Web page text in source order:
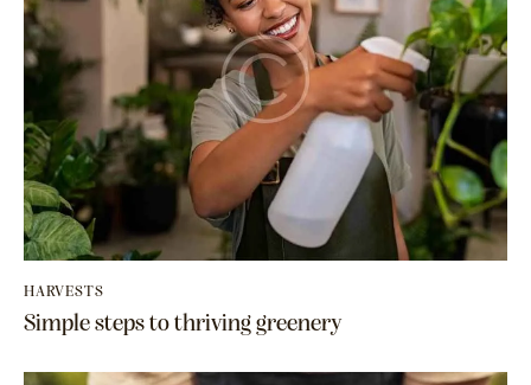
HARVESTS
Simple steps to thriving greenery